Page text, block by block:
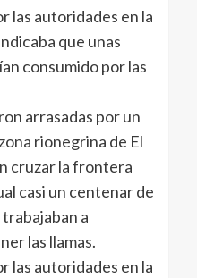
las autoridades en la
que unas
consumido por las
arrasadas por un
rionegrina de El
cruzar la frontera
casi un centenar de
a
las llamas.
las autoridades en la